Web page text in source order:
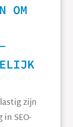
OM
zijn
SEO-